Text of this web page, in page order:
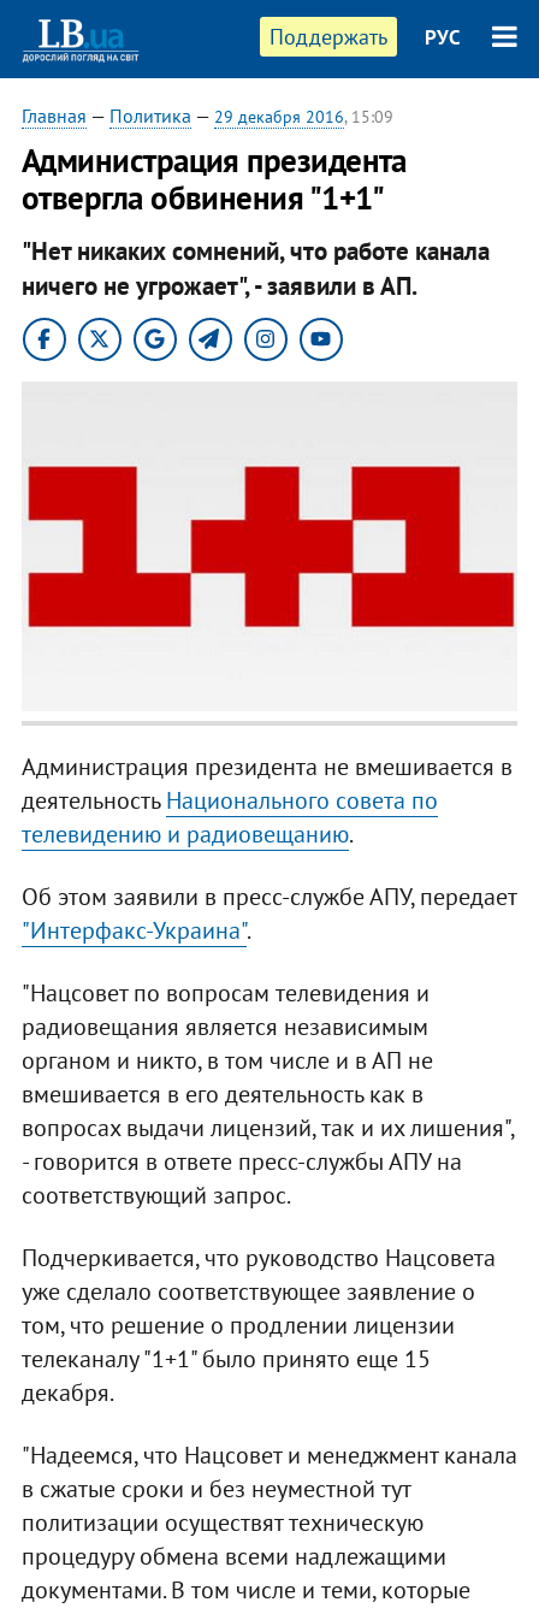
Поддержать РУС
Главная — Политика — 29 декабря 2016, 15:09
Администрация президента
отвергла обвинения "1+1"
"Нет никаких сомнений, что работе канала
ничего не угрожает", - заявили в АП.
Администрация президента не вмешивается в
деятельностьНационального совета по
телевидению и радиовещанию.
Об этом заявили в пресс-службе АПУ, передает
"Интерфакс-Украина".
"Нацсовет по вопросам телевидения и
радиовещания является независимым
органом и никто, в том числе и в АП не
вмешивается в его деятельность как в
вопросах выдачи лицензий, так и их лишения",
- говорится в ответе пресс-службы АПУ на
соответствующий запрос.
Подчеркивается, что руководство Нацсовета
уже сделало соответствующее заявление о
том, что решение о продлении лицензии
телеканалу "1+1" было принято еще 15
декабря.
"Надеемся, что Нацсовет и менеджмент канала
в сжатые сроки и без неуместной тут
политизации осуществят техническую
процедуру обмена всеми надлежащими
документами. В том числе и теми, которые